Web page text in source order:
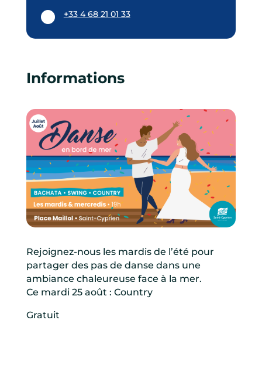
+33 4 68 21 01 33
Informations
Rejoignez-nous les mardis de l’été pour
partager des pas de danse dans une
ambiance chaleureuse face à la mer.
Ce mardi 25 août : Country
Gratuit